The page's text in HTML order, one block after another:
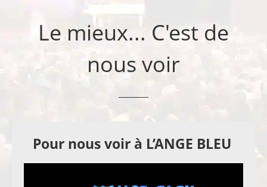
Le mieux... C'est de
nous voir
Pour nous voir à L’ANGE BLEU